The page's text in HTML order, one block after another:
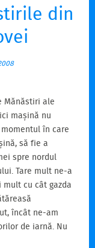
din
Mănăstiri ale
mașină nu
în care
să fie a
spre nordul
Tare mult ne-a
cu cât gazda
încât ne-am
de iarnă. Nu